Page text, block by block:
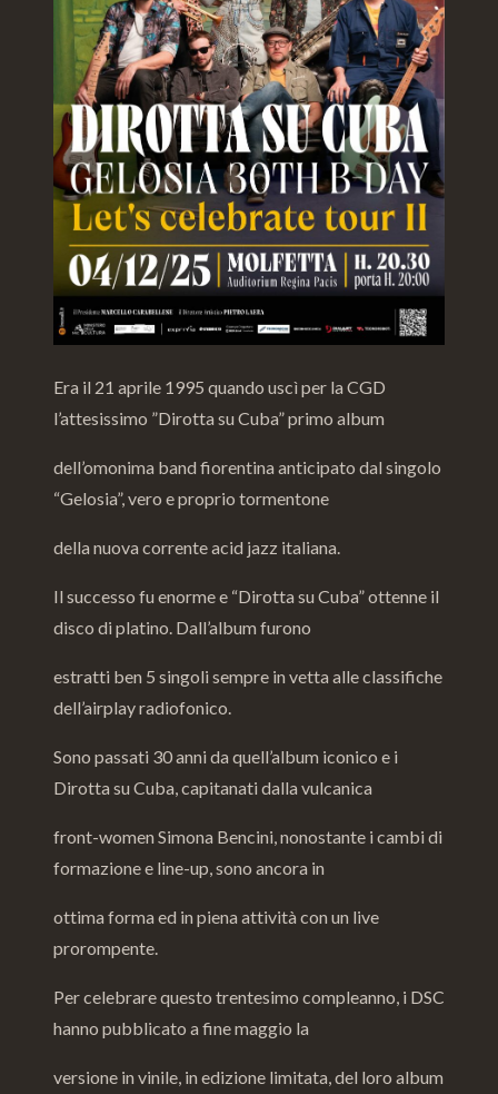
Era il 21 aprile 1995 quando uscì per la CGD
l’attesissimo ”Dirotta su Cuba” primo album
dell’omonima band fiorentina anticipato dal singolo
“Gelosia”, vero e proprio tormentone
della nuova corrente acid jazz italiana.
Il successo fu enorme e “Dirotta su Cuba” ottenne il
disco di platino. Dall’album furono
estratti ben 5 singoli sempre in vetta alle classifiche
dell’airplay radiofonico.
Sono passati 30 anni da quell’album iconico e i
Dirotta su Cuba, capitanati dalla vulcanica
front-women Simona Bencini, nonostante i cambi di
formazione e line-up, sono ancora in
ottima forma ed in piena attività con un live
prorompente.
Per celebrare questo trentesimo compleanno, i DSC
hanno pubblicato a fine maggio la
versione in vinile, in edizione limitata, del loro album